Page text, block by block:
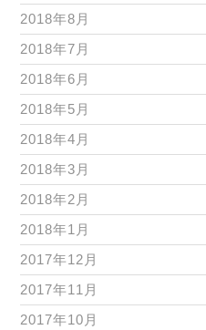
2018年8月
2018年7月
2018年6月
2018年5月
2018年4月
2018年3月
2018年2月
2018年1月
2017年12月
2017年11月
2017年10月